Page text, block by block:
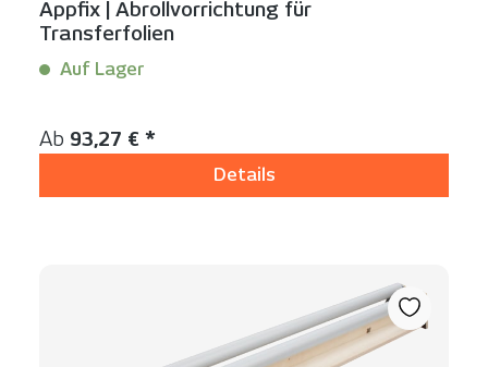
Appfix | Abrollvorrichtung für
Transferfolien
Auf Lager
Regulärer Preis:
Ab 93,27 € *
Details